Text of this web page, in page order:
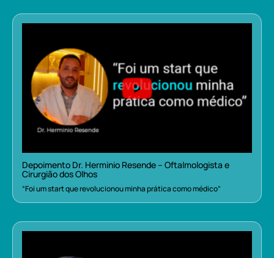
Depoimento Dr. Herminio Resende – Oftalmologista e
Cirurgião dos Olhos
“Foi um start que revolucionou minha prática como médico”